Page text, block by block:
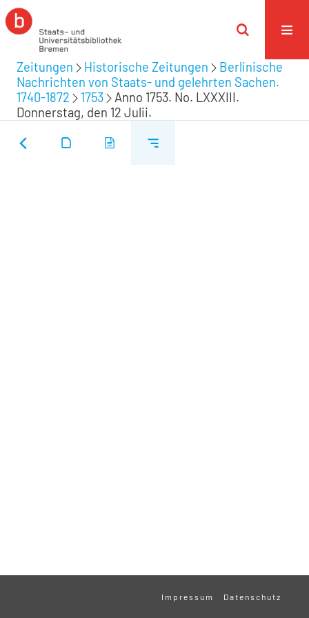
Zeitungen Historische Zeitungen
Berlinische
Nachrichten von Staats- und gelehrten Sachen.
1740-1872
1753
Anno 1753. No. LXXXIII.
Donnerstag, den 12 Julii.
Impressum Datenschutz